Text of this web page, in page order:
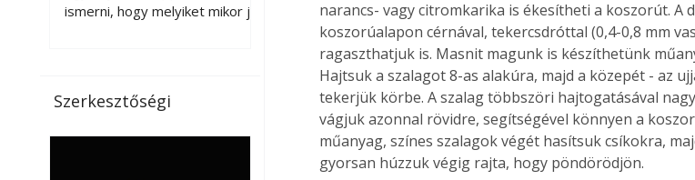
ismerni, hogy melyiket mikor jó
paradicsomot sokszor
gazdasági érettségben, azaz
Szerkesztőségi
narancs- vagy citromkarika is ékesítheti a koszorút. A
koszorúalapon cérnával, tekercsdróttal (0,4-0,8 mm
ragaszthatjuk is. Masnit magunk is készíthetünk
Hajtsuk a szalagot 8-as alakúra, majd a közepét - az
tekerjük körbe. A szalag többszöri hajtogatásával
vágjuk azonnal rövidre, segítségével könnyen a
műanyag, színes szalagok végét hasítsuk csíkokra,
gyorsan húzzuk végig rajta, hogy pöndörödjön.